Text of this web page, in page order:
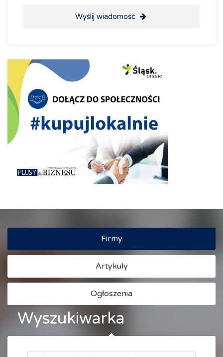
Wyślij wiadomość
Firmy
Artykuły
Ogłoszenia
Wyszukiwarka